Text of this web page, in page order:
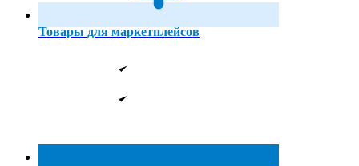
Товары для маркетплейсов